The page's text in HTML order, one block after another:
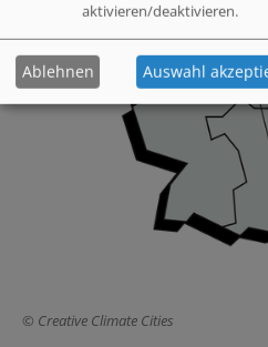
Creative Climate Cities
aktivieren/deaktivieren.
Ablehnen Auswahl